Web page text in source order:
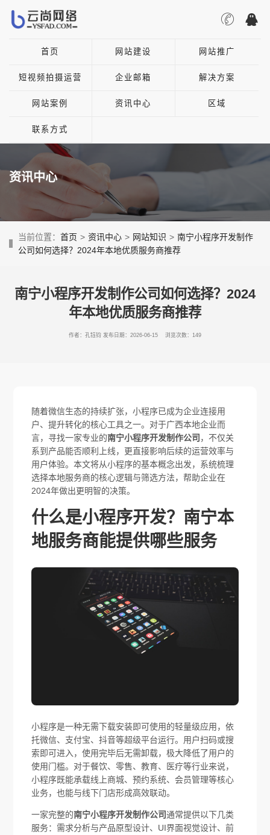
首页 网站建设 网站推广
短视频拍摄运营 企业邮箱 解决方案
网站案例 资讯中心 区域
联系方式
资讯中心
当前位置： 首页 > 资讯中心 > 网站知识 > 南宁小程序开发制作
公司如何选择？2024年本地优质服务商推荐
南宁小程序开发制作公司如何选择？2024
年本地优质服务商推荐
作者：孔钰钧 发布日期：2026-06-15 浏览次数：149
随着微信生态的持续扩张，小程序已成为企业连接用
户、提升转化的核心工具之一。对于广西本地企业而
言，寻找一家专业的南宁小程序开发制作公司 ，不仅关
系到产品能否顺利上线，更直接影响后续的运营效率与
用户体验。本文将从小程序的基本概念出发，系统梳理
选择本地服务商的核心逻辑与筛选方法，帮助企业在
2024年做出更明智的决策。
什么是小程序开发？南宁本
地服务商能提供哪些服务
小程序是一种无需下载安装即可使用的轻量级应用，依
托微信、支付宝、抖音等超级平台运行。用户扫码或搜
索即可进入，使用完毕后无需卸载，极大降低了用户的
使用门槛。对于餐饮、零售、教育、医疗等行业来说，
小程序既能承载线上商城、预约系统、会员管理等核心
业务，也能与线下门店形成高效联动。
一家完整的南宁小程序开发制作公司通常提供以下几类
服务：需求分析与产品原型设计、UI界面视觉设计、前